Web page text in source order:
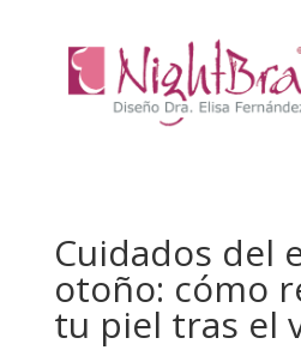
Cuidados del
otoño: cómo
tu piel tras el